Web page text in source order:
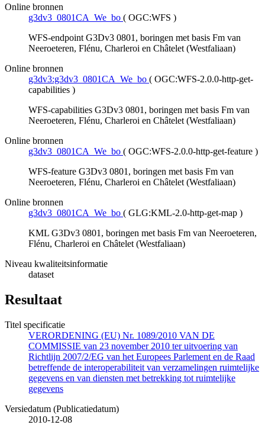
Online bronnen
g3dv3_0801CA_We_bo ( OGC:WFS )
WFS-endpoint G3Dv3 0801, boringen met basis Fm van
Neeroeteren, Flénu, Charleroi en Châtelet (Westfaliaan)
Online bronnen
g3dv3:g3dv3_0801CA_We_bo ( OGC:WFS-2.0.0-http-get-
capabilities )
WFS-capabilities G3Dv3 0801, boringen met basis Fm van
Neeroeteren, Flénu, Charleroi en Châtelet (Westfaliaan)
Online bronnen
g3dv3_0801CA_We_bo ( OGC:WFS-2.0.0-http-get-feature )
WFS-feature G3Dv3 0801, boringen met basis Fm van
Neeroeteren, Flénu, Charleroi en Châtelet (Westfaliaan)
Online bronnen
g3dv3_0801CA_We_bo ( GLG:KML-2.0-http-get-map )
KML G3Dv3 0801, boringen met basis Fm van Neeroeteren,
Flénu, Charleroi en Châtelet (Westfaliaan)
Niveau kwaliteitsinformatie
dataset
Resultaat
Titel specificatie
VERORDENING (EU) Nr. 1089/2010 VAN DE
COMMISSIE van 23 november 2010 ter uitvoering van
Richtlijn 2007/2/EG van het Europees Parlement en de Raad
betreffende de interoperabiliteit van verzamelingen ruimtelijke
gegevens en van diensten met betrekking tot ruimtelijke
gegevens
Versiedatum (Publicatiedatum)
2010-12-08